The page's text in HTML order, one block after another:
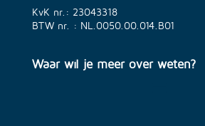
KvK nr.: 23043318
BTW nr. : NL.0050.00.014.B01
Waar wil je meer over weten?